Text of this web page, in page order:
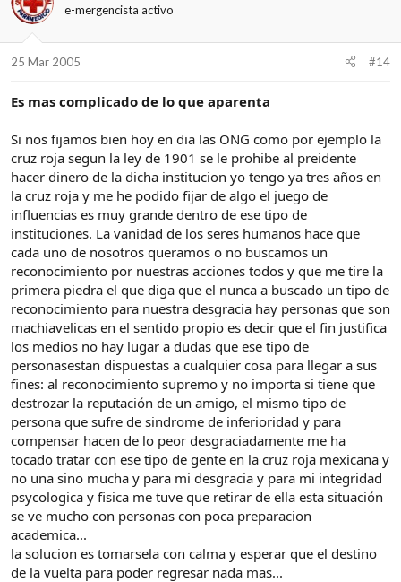
e-mergencista activo
25 Mar 2005 #14
Es mas complicado de lo que aparenta
Si nos fijamos bien hoy en dia las ONG como por ejemplo la
cruz roja segun la ley de 1901 se le prohibe al preidente
hacer dinero de la dicha institucion yo tengo ya tres años en
la cruz roja y me he podido fijar de algo el juego de
influencias es muy grande dentro de ese tipo de
instituciones. La vanidad de los seres humanos hace que
cada uno de nosotros queramos o no buscamos un
reconocimiento por nuestras acciones todos y que me tire la
primera piedra el que diga que el nunca a buscado un tipo de
reconocimiento para nuestra desgracia hay personas que son
machiavelicas en el sentido propio es decir que el fin justifica
los medios no hay lugar a dudas que ese tipo de
personasestan dispuestas a cualquier cosa para llegar a sus
fines: al reconocimiento supremo y no importa si tiene que
destrozar la reputación de un amigo, el mismo tipo de
persona que sufre de sindrome de inferioridad y para
compensar hacen de lo peor desgraciadamente me ha
tocado tratar con ese tipo de gente en la cruz roja mexicana y
no una sino mucha y para mi desgracia y para mi integridad
psycologica y fisica me tuve que retirar de ella esta situación
se ve mucho con personas con poca preparacion
academica...
la solucion es tomarsela con calma y esperar que el destino
de la vuelta para poder regresar nada mas...